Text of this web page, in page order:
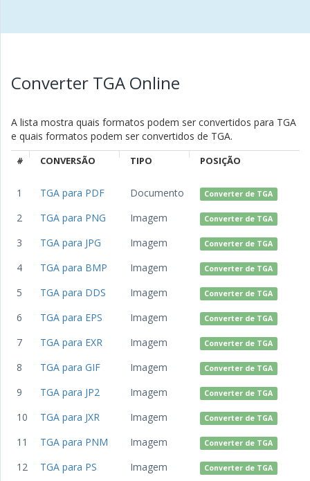
Converter TGA Online
A lista mostra quais formatos podem ser convertidos para TGA
e quais formatos podem ser convertidos de TGA.
# CONVERSÃO TIPO POSIÇÃO
1 TGA para PDF Documento Converter de TGA
2 TGA para PNG Imagem Converter de TGA
3 TGA para JPG Imagem Converter de TGA
4 TGA para BMP Imagem Converter de TGA
5 TGA para DDS Imagem Converter de TGA
6 TGA para EPS Imagem Converter de TGA
7 TGA para EXR Imagem Converter de TGA
8 TGA para GIF Imagem Converter de TGA
9 TGA para JP2 Imagem Converter de TGA
10 TGA para JXR Imagem Converter de TGA
11 TGA para PNM Imagem Converter de TGA
12 TGA para PS Imagem Converter de TGA